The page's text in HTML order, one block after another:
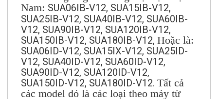
Nam: SUA06IB-V12, SUA15IB-V12,
SUA25IB-V12, SUA40IB-V12, SUA60IB-
V12, SUA90IB-V12, SUA120IB-V12,
SUA150IB-V12, SUA180IB-V12, Hoặc là:
SUA06ID-V12, SUA15IX-V12, SUA25ID-
V12, SUA40ID-V12, SUA60ID-V12,
SUA90ID-V12, SUA120ID-V12,
SUA150ID-V12, SUA180ID-V12. Tất cả
các model đó là các loại theo máy từ